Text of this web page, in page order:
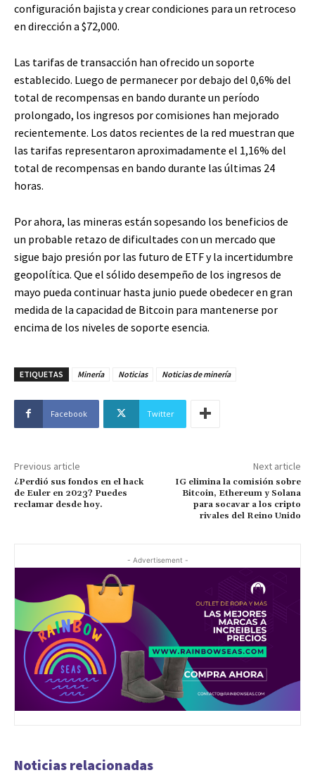
configuración bajista y crear condiciones para un retroceso
en dirección a $72,000.
Las tarifas de transacción han ofrecido un soporte
establecido. Luego de permanecer por debajo del 0,6% del
total de recompensas en bando durante un período
prolongado, los ingresos por comisiones han mejorado
recientemente. Los datos recientes de la red muestran que
las tarifas representaron aproximadamente el 1,16% del
total de recompensas en bando durante las últimas 24
horas.
Por ahora, las mineras están sopesando los beneficios de
un probable retazo de dificultades con un mercado que
sigue bajo presión por las futuro de ETF y la incertidumbre
geopolítica. Que el sólido desempeño de los ingresos de
mayo pueda continuar hasta junio puede obedecer en gran
medida de la capacidad de Bitcoin para mantenerse por
encima de los niveles de soporte esencia.
ETIQUETAS Minería Noticias Noticias de minería
Facebook Twitter
Previous article
¿Perdió sus fondos en el hack
de Euler en 2023? Puedes
reclamar desde hoy.
Next article
IG elimina la comisión sobre
Bitcoin, Ethereum y Solana
para socavar a los cripto
rivales del Reino Unido
- Advertisement -
Noticias relacionadas